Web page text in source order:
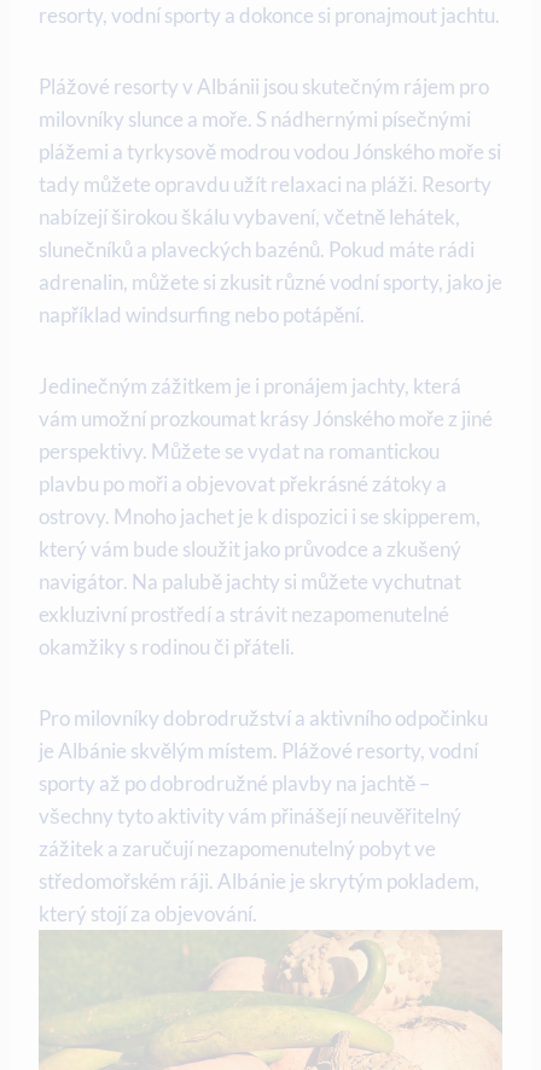
resorty, vodní sporty​ a dokonce si pronajmout ⁣jachtu.
Plážové resorty v Albánii jsou ⁤skutečným rájem pro
‍milovníky slunce a moře. S nádhernými‍ písečnými
plážemi a tyrkysově modrou⁣ vodou Jónského ⁤moře si
tady můžete opravdu užít relaxaci na pláži. Resorty
nabízejí širokou škálu vybavení, včetně lehátek,
slunečníků a plaveckých bazénů. Pokud máte rádi
adrenalin, můžete ​si⁤ zkusit různé vodní sporty, jako je
například windsurfing nebo potápění. ‌
Jedinečným zážitkem je i pronájem jachty, která
vám​ umožní prozkoumat krásy Jónského‍ moře z jiné
perspektivy. ⁣Můžete se vydat na romantickou
plavbu po moři a objevovat překrásné zátoky a
ostrovy. Mnoho ‌jachet je k dispozici‌ i se‌ skipperem,⁣
který vám bude⁢ sloužit jako průvodce a ‍zkušený
navigátor. Na palubě jachty si můžete vychutnat
exkluzivní prostředí a strávit nezapomenutelné
okamžiky s rodinou či přáteli.
Pro milovníky dobrodružství a aktivního odpočinku
je Albánie skvělým místem. Plážové resorty, vodní
sporty až po dobrodružné plavby na jachtě –
všechny tyto ⁣aktivity vám přinášejí neuvěřitelný
zážitek a zaručují nezapomenutelný pobyt ve
středomořském ⁣ráji. Albánie je skrytým pokladem,
který stojí za objevování.